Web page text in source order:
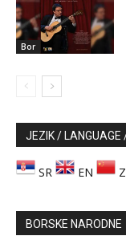
Bor
JEZIK /
SR EN
BORSKE NARODNE